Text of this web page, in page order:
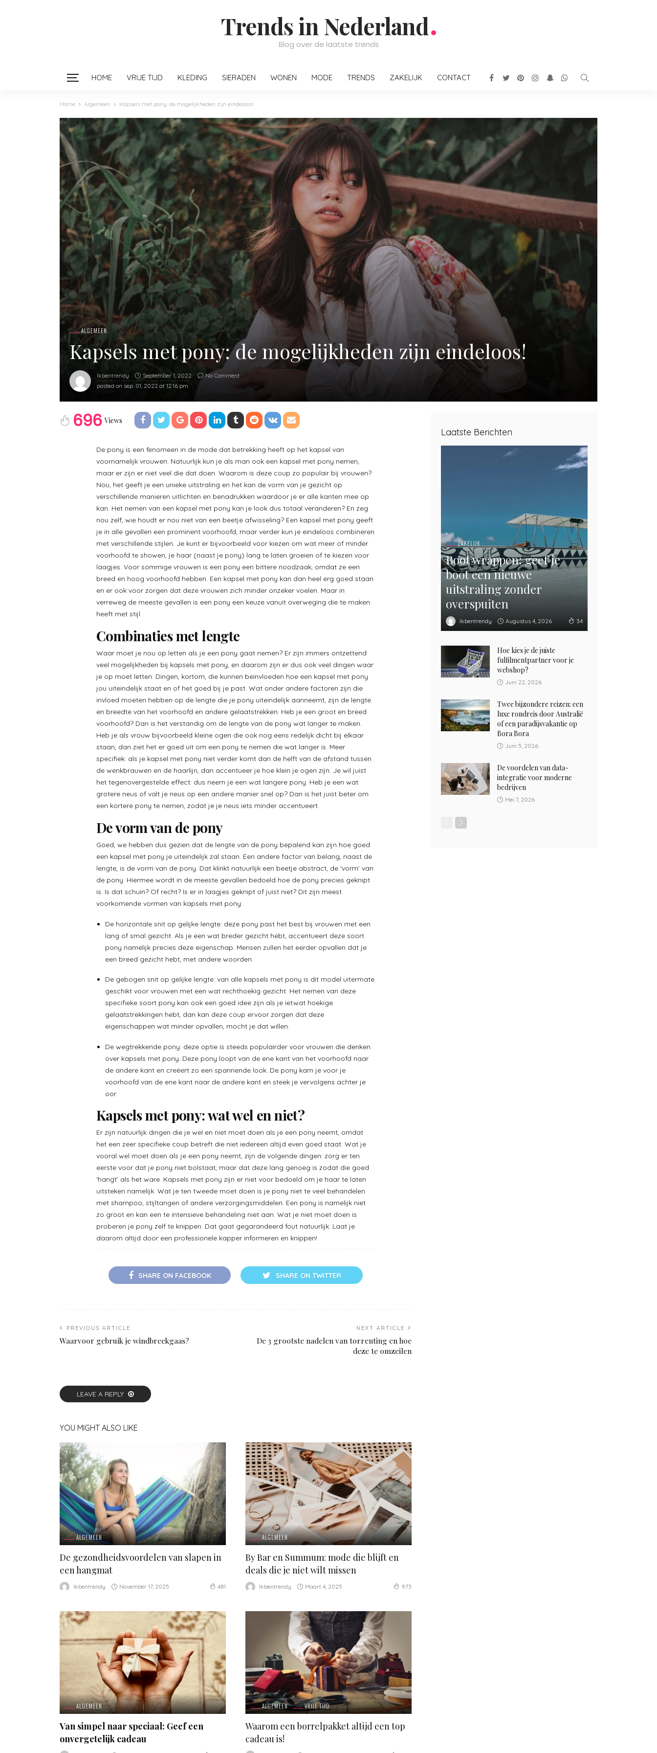
Trends in Nederland
Blog over de laatste trends
HOME VRIJE TIJD KLEDING SIERADEN WONEN MODE TRENDS ZAKELIJK CONTACT
Home Algemeen Kapsels met pony: de mogelijkheden zijn eindeloos!
ALGEMEEN
Kapsels met pony: de mogelijkheden zijn eindeloos!
Ikbentrendy September 1, 2022
No Comment
posted on sep. 01, 2022 at 12:16 pm
696 Views
De pony is een fenomeen in de mode dat betrekking heeft op het kapsel van
voornamelijk vrouwen. Natuurlijk kun je als man ook een kapsel met pony nemen,
maar er zijn er niet veel die dat doen. Waarom is deze coup zo populair bij vrouwen?
Nou, het geeft je een unieke uitstraling en het kan de vorm van je gezicht op
verschillende manieren uitlichten en benadrukken waardoor je er alle kanten mee op
kan. Het nemen van een kapsel met pony kan je look dus totaal veranderen? En zeg
nou zelf, wie houdt er nou niet van een beetje afwisseling? Een kapsel met pony geeft
je in alle gevallen een prominent voorhoofd, maar verder kun je eindeloos combineren
met verschillende stijlen. Je kunt er bijvoorbeeld voor kiezen om wat meer of minder
voorhoofd te showen, je haar (naast je pony) lang te laten groeien of te kiezen voor
laagjes. Voor sommige vrouwen is een pony een bittere noodzaak, omdat ze een
breed en hoog voorhoofd hebben. Een kapsel met pony kan dan heel erg goed staan
en er ook voor zorgen dat deze vrouwen zich minder onzeker voelen. Maar in
verreweg de meeste gevallen is een pony een keuze vanuit overweging die te maken
heeft met stijl.
Combinaties met lengte
Waar moet je nou op letten als je een pony gaat nemen? Er zijn immers ontzettend
veel mogelijkheden bij kapsels met pony, en daarom zijn er dus ook veel dingen waar
je op moet letten. Dingen, kortom, die kunnen beïnvloeden hoe een kapsel met pony
jou uiteindelijk staat en of het goed bij je past. Wat onder andere factoren zijn die
invloed moeten hebben op de lengte die je pony uiteindelijk aanneemt, zijn de lengte
en breedte van het voorhoofd en andere gelaatstrekken. Heb je een groot en breed
voorhoofd? Dan is het verstandig om de lengte van de pony wat langer te maken.
Heb je als vrouw bijvoorbeeld kleine ogen die ook nog eens redelijk dicht bij elkaar
staan, dan ziet het er goed uit om een pony te nemen die wat langer is. Meer
specifiek: als je kapsel met pony niet verder komt dan de helft van de afstand tussen
de wenkbrauwen en de haarlijn, dan accentueer je hoe klein je ogen zijn. Je wil juist
het tegenovergestelde effect: dus neem je een wat langere pony. Heb je een wat
grotere neus of valt je neus op een andere manier snel op? Dan is het juist beter om
een kortere pony te nemen, zodat je je neus iets minder accentueert.
De vorm van de pony
Goed, we hebben dus gezien dat de lengte van de pony bepalend kan zijn hoe goed
een kapsel met pony je uiteindelijk zal staan. Een andere factor van belang, naast de
lengte, is de vorm van de pony. Dat klinkt natuurlijk een beetje abstract, de ‘vorm’ van
de pony. Hiermee wordt in de meeste gevallen bedoeld hoe de pony precies geknipt
is. Is dat schuin? Of recht? Is er in laagjes geknipt of juist niet? Dit zijn meest
voorkomende vormen van kapsels met pony:
De horizontale snit op gelijke lengte: deze pony past het best bij vrouwen met een
lang of smal gezicht. Als je een wat breder gezicht hebt, accentueert deze soort
pony namelijk precies deze eigenschap. Mensen zullen het eerder opvallen dat je
een breed gezicht hebt, met andere woorden.
De gebogen snit op gelijke lengte: van alle kapsels met pony is dit model uitermate
geschikt voor vrouwen met een wat rechthoekig gezicht. Het nemen van deze
specifieke soort pony kan ook een goed idee zijn als je ietwat hoekige
gelaatstrekkingen hebt, dan kan deze coup ervoor zorgen dat deze
eigenschappen wat minder opvallen, mocht je dat willen.
De wegtrekkende pony: deze optie is steeds populairder voor vrouwen die denken
over kapsels met pony. Deze pony loopt van de ene kant van het voorhoofd naar
de andere kant en creëert zo een spannende look. De pony kam je voor je
voorhoofd van de ene kant naar de andere kant en steek je vervolgens achter je
oor.
Kapsels met pony: wat wel en niet?
Er zijn natuurlijk dingen die je wel en niet moet doen als je een pony neemt, omdat
het een zeer specifieke coup betreft die niet iedereen altijd even goed staat. Wat je
vooral wel moet doen als je een pony neemt, zijn de volgende dingen: zorg er ten
eerste voor dat je pony niet bolstaat, maar dat deze lang genoeg is zodat die goed
‘hangt’ als het ware. Kapsels met pony zijn er niet voor bedoeld om je haar te laten
uitsteken namelijk. Wat je ten tweede moet doen is je pony niet te veel behandelen
met shampoo, stijltangen of andere verzorgingsmiddelen. Een pony is namelijk niet
zo groot en kan een te intensieve behandeling niet aan. Wat je niet moet doen is
proberen je pony zelf te knippen. Dat gaat gegarandeerd fout natuurlijk. Laat je
daarom altijd door een professionele kapper informeren en knippen!
SHARE ON FACEBOOK SHARE ON TWITTER
PREVIOUS ARTICLE
Waarvoor gebruik je windbreekgaas?
NEXT ARTICLE
De 3 grootste nadelen van torrenting en hoe
deze te omzeilen
LEAVE A REPLY
YOU MIGHT ALSO LIKE
ALGEMEEN
De gezondheidsvoordelen van slapen in
een hangmat
Ikbentrendy November 17, 2025 481
ALGEMEEN
By Bar en Summum: mode die blijft en
deals die je niet wilt missen
Ikbentrendy Maart 4, 2025 973
ALGEMEEN
Van simpel naar speciaal: Geef een
onvergetelijk cadeau
ALGEMEEN VRIJE TIJD
Waarom een borrelpakket altijd een top
cadeau is!
Laatste Berichten
ZAKELIJK
Boot wrappen: geef je
boot een nieuwe
uitstraling zonder
overspuiten
Ikbentrendy Augustus 4, 2026 34
Hoe kies je de juiste
fulfilmentpartner voor je
webshop?
Juni 22, 2026
Twee bijzondere reizen: een
luxe rondreis door Australië
of een paradijsvakantie op
Bora Bora
Juni 5, 2026
De voordelen van data-
integratie voor moderne
bedrijven
Mei 7, 2026